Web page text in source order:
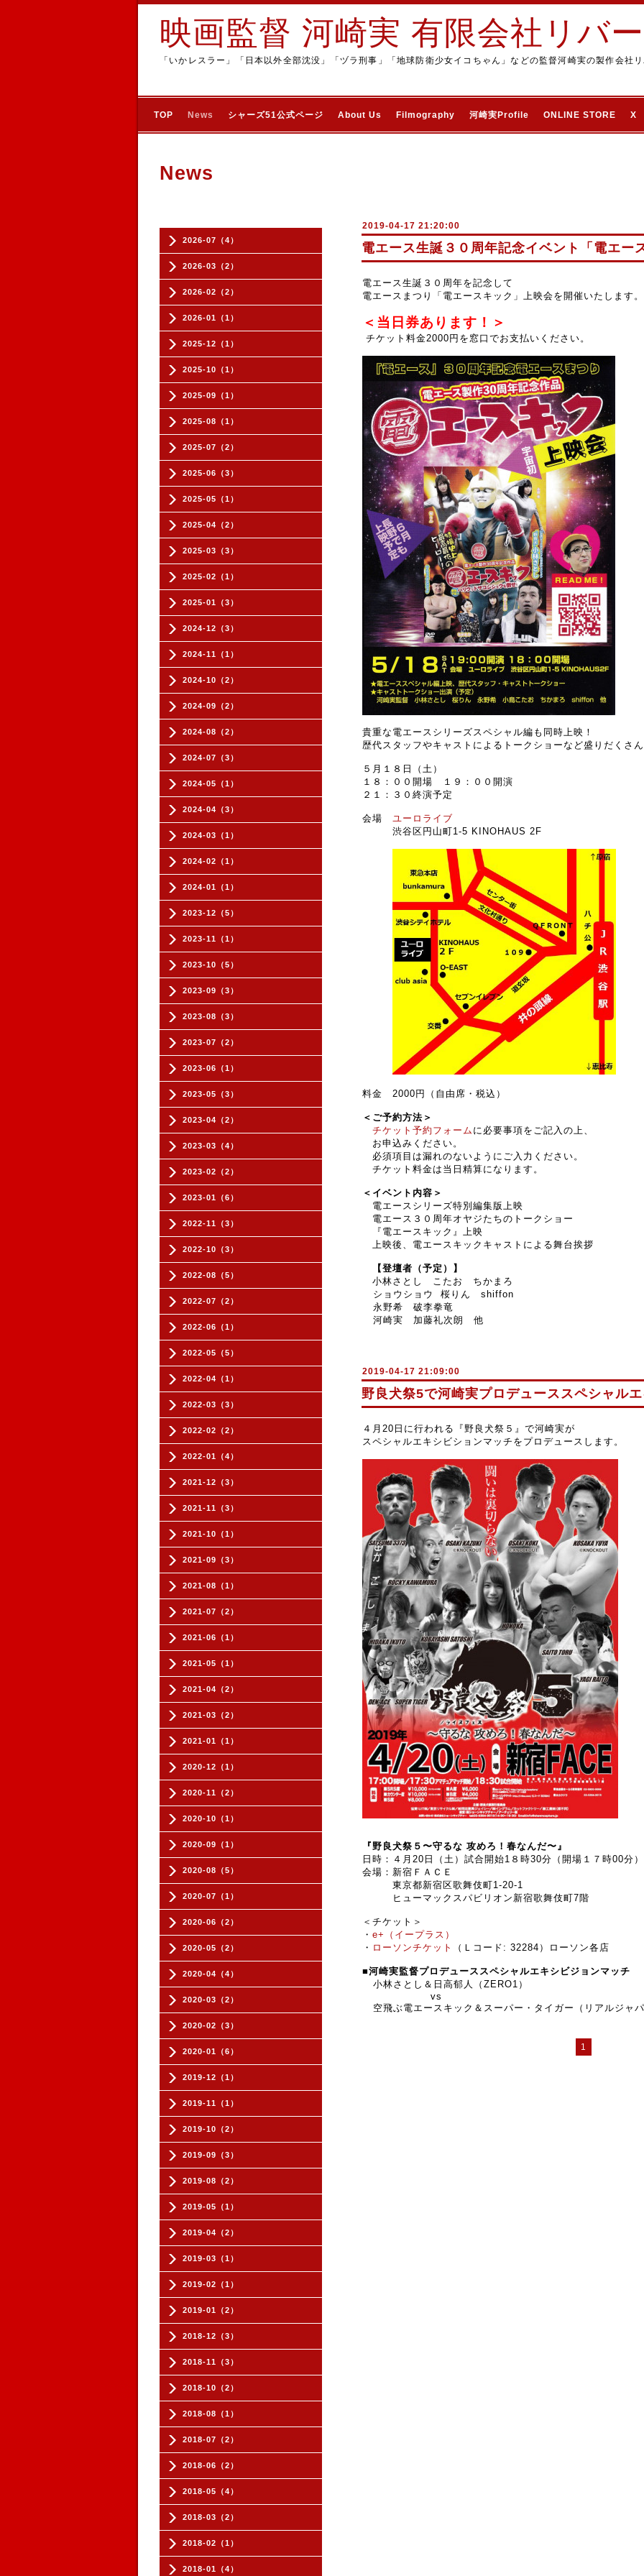
映画監督 河崎実 有限会社リバ
「いかレスラー」「日本以外全部沈没」「ヅラ刑事」「地球防衛少女イコちゃん」などの監督河崎実の製作会社
TOP News シャーズ51公式ページ About Us Filmography 河崎実Profile ONLINE STORE X
2026-07（4）
2026-03（2）
2026-02（2）
2026-01（1）
2025-12（1）
2025-10（1）
2025-09（1）
2025-08（1）
2025-07（2）
2025-06（3）
2025-05（1）
2025-04（2）
2025-03（3）
2025-02（1）
2025-01（3）
2024-12（3）
2024-11（1）
2024-10（2）
2024-09（2）
2024-08（2）
2024-07（3）
2024-05（1）
2024-04（3）
2024-03（1）
2024-02（1）
2024-01（1）
2023-12（5）
2023-11（1）
2023-10（5）
2023-09（3）
2023-08（3）
2023-07（2）
2023-06（1）
2023-05（3）
2023-04（2）
2023-03（4）
2023-02（2）
2023-01（6）
2022-11（3）
2022-10（3）
2022-08（5）
2022-07（2）
2022-06（1）
2022-05（5）
2022-04（1）
2022-03（3）
2022-02（2）
2022-01（4）
2021-12（3）
2021-11（3）
2021-10（1）
2021-09（3）
2021-08（1）
2021-07（2）
2021-06（1）
2021-05（1）
2021-04（2）
2021-03（2）
2021-01（1）
2020-12（1）
2020-11（2）
2020-10（1）
2020-09（1）
2020-08（5）
2020-07（1）
2020-06（2）
2020-05（2）
2020-04（4）
2020-03（2）
2020-02（3）
2020-01（6）
2019-12（1）
2019-11（1）
2019-10（2）
2019-09（3）
2019-08（2）
2019-05（1）
2019-04（2）
2019-03（1）
2019-02（1）
2019-01（2）
2018-12（3）
2018-11（3）
2018-10（2）
2018-08（1）
2018-07（2）
2018-06（2）
2018-05（4）
2018-03（2）
2018-02（1）
2018-01（4）
News
2019-04-17 21:20:00
電エース生誕３０周年記念イベント「電エー
電エース生誕３０周年を記念して
電エースまつり「電エースキック」上映会を開催いたします。
＜当日券あります！＞
チケット料金2000円を窓口でお支払いください。
貴重な電エースシリーズスペシャル編も同時上映！
歴代スタッフやキャストによるトークショーなど盛りだくさ
５月１８日（土）
１８：００開場 １９：００開演
２１：３０終演予定
会場 ユーロライブ
渋谷区円山町1-5 KINOHAUS 2F
料金 2000円（自由席・税込）
＜ご予約方法＞
チケット予約フォーム に必要事項をご記入の上、
お申込みください。
必須項目は漏れのないようにご入力ください。
チケット料金は当日精算になります。
＜イベント内容＞
電エースシリーズ特別編集版上映
電エース３０周年オヤジたちのトークショー
『電エースキック』上映
上映後、電エースキックキャストによる舞台挨拶
【登壇者（予定）】
小林さとし こたお ちかまろ
ショウショウ 桜りん shiffon
永野希 破李拳竜
河崎実 加藤礼次朗 他
2019-04-17 21:09:00
野良犬祭5で河崎実プロデューススペシャル
４月20日に行われる『野良犬祭５』で河崎実が
スペシャルエキシビションマッチをプロデュースします。
『野良犬祭５〜守るな 攻めろ！春なんだ〜』
日時：４月20日（土）試合開始1８時30分（開場１７時00分）
会場：新宿ＦＡＣＥ
東京都新宿区歌舞伎町1-20-1
ヒューマックスパビリオン新宿歌舞伎町7階
＜チケット＞
​・ e+（イープラス）
​・ ローソンチケット ​（Ｌコード: 32284）ローソン各店
■河崎実監督プロデューススペシャルエキシビジョンマッチ
小林さとし＆日高郁人（ZERO1）
vs
空飛ぶ電エースキック＆スーパー・タイガー（リアルジャ
1